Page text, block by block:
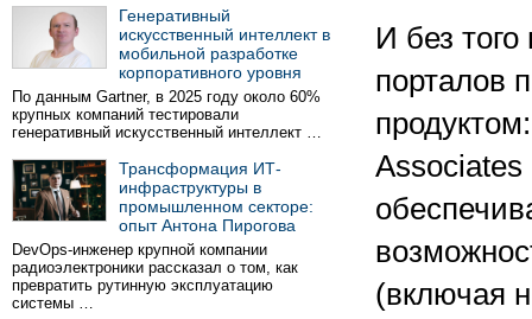
Генеративный
искусственный интеллект в
мобильной разработке
корпоративного уровня
По данным Gartner, в 2025 году около 60%
крупных компаний тестировали
генеративный искусственный интеллект …
Трансформация ИТ-
инфраструктуры в
промышленном секторе:
опыт Антона Пирогова
DevOps-инженер крупной компании
радиоэлектроники рассказал о том, как
превратить рутинную эксплуатацию
системы …
И без
порталов
(включая